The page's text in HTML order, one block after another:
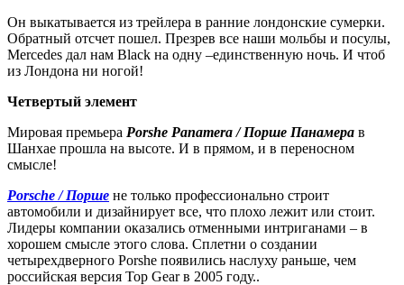
Он выкатывается из трейлера в ранние лондонские сумерки.
Обратный отсчет пошел. Презрев все наши мольбы и посулы,
Mercedes дал нам Black на одну –единственную ночь. И чтоб
из Лондона ни ногой!
Четвертый элемент
Мировая премьера Porshe Panamera / Порше Панамера в
Шанхае прошла на высоте. И в прямом, и в переносном
смысле!
Porsche / Порше не только профессионально строит
автомобили и дизайнирует все, что плохо лежит или стоит.
Лидеры компании оказались отменными интриганами – в
хорошем смысле этого слова. Сплетни о создании
четырехдверного Porshe появились наслуху раньше, чем
российская версия Top Gear в 2005 году..